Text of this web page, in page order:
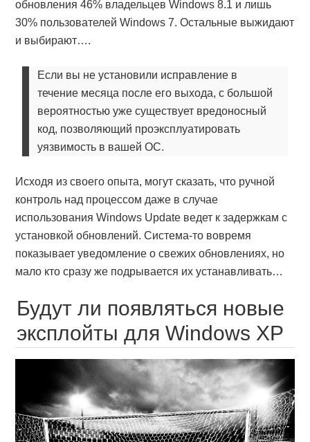
обновления 46% владельцев Windows 8.1 и лишь
30% пользователей Windows 7. Остальные выжидают
и выбирают….
Если вы не установили исправление в
течение месяца после его выхода, с большой
вероятностью уже существует вредоносный
код, позволяющий проэксплуатировать
уязвимость в вашей ОС.
Исходя из своего опыта, могут сказать, что ручной
контроль над процессом даже в случае
использования Windows Update ведет к задержкам с
установкой обновлений. Система-то вовремя
показывает уведомление о свежих обновлениях, но
мало кто сразу же подрывается их устанавливать…
Будут ли появляться новые
эксплойты для Windows XP